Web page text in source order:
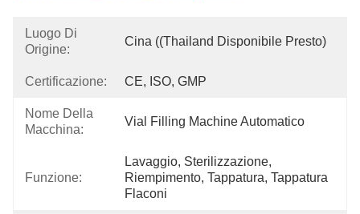
Luogo Di
Origine:
Cina ((Thailand Disponibile Presto)
Certificazione: CE, ISO, GMP
Nome Della
Macchina:
Vial Filling Machine Automatico
Funzione:
Lavaggio, Sterilizzazione,
Riempimento, Tappatura, Tappatura
Flaconi